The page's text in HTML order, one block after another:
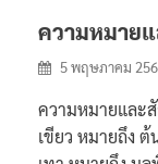
ความหมาย
5 พฤษภาคม
ความหมายและ
เขียว หมายถึง